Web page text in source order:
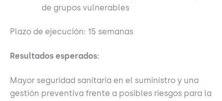
de grupos vulnerables
Plazo de ejecución: 15 semanas
Resultados esperados:
Mayor seguridad sanitaria en el suministro y una
gestión preventiva frente a posibles riesgos para la